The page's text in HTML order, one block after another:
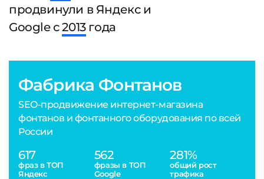
продвинули в Яндекс и
Google с2013года
Фабрика Фонтанов
SEO-продвижение интернет-магазина
фонтанов и фонтанного оборудования по всей
России
617
фраз в ТОП
Яндекс
562
фразы в ТОП
Google
281%
общий рост
трафика